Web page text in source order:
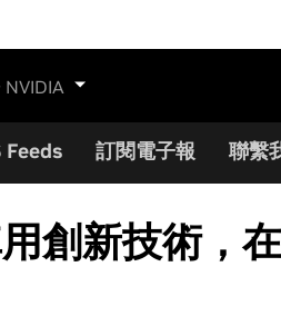
NVIDIA
Feeds 訂閱電子報 聯繫
創新技術，